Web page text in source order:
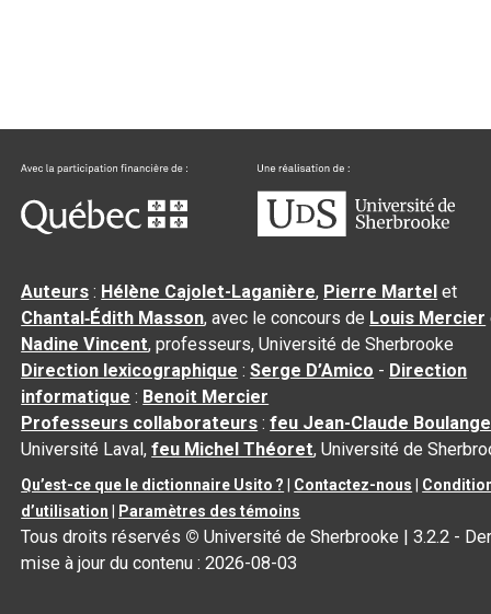
Auteurs : Hélène Cajolet-Laganière, Pierre Martel et
Chantal‑Édith Masson, avec le concours de Louis Mercier
Nadine Vincent, professeurs, Université de Sherbrooke
Direction lexicographique :Serge D’Amico - Direction
informatique : Benoit Mercier
Professeurs collaborateurs :feu Jean-Claude
Université Laval,feu Michel Théoret, Université de
Qu’est-ce que le dictionnaire Usito ? Contactez-nous
d’utilisation
Paramètres des témoins
Tous droits réservés © Université de Sherbrooke |3.2.2 -
mise à jour du contenu :2026-08-03